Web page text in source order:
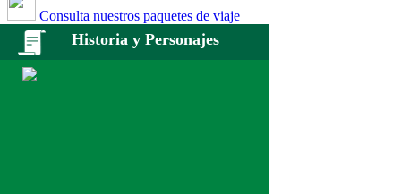
Consulta nuestros paquetes de viaje
Historia y Personajes